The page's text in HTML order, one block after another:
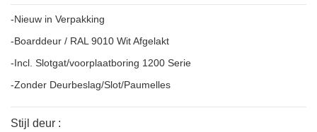
-Nieuw in Verpakking
-Boarddeur / RAL 9010 Wit Afgelakt
-Incl. Slotgat/voorplaatboring 1200 Serie
-Zonder Deurbeslag/Slot/Paumelles
Stijl deur :